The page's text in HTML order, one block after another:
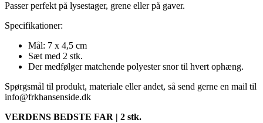
Passer perfekt på lysestager, grene eller på gaver.
Specifikationer:
Mål: 7 x 4,5 cm
Sæt med 2 stk.
Der medfølger matchende polyester snor til hvert ophæng.
Spørgsmål til produkt, materiale eller andet, så send gerne en mail til
info@frkhansenside.dk
VERDENS BEDSTE FAR | 2 stk.